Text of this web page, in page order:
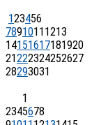
123456
7891011 1213
14151617181920
21222324252627
28293031
1
2345678